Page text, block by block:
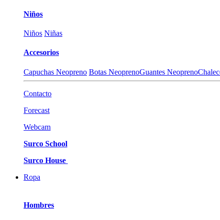
Niños
Niños Niñas
Accesorios
Capuchas Neopreno Botas NeoprenoGuantes Neopreno
Contacto
Forecast
Webcam
Surco School
Surco House
Ropa
Hombres